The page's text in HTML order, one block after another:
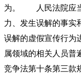
为。 人民法院应当
力、发生误解的事实
误解的虚假宣传行
属领域的相关人员普
竞争法第十条第三